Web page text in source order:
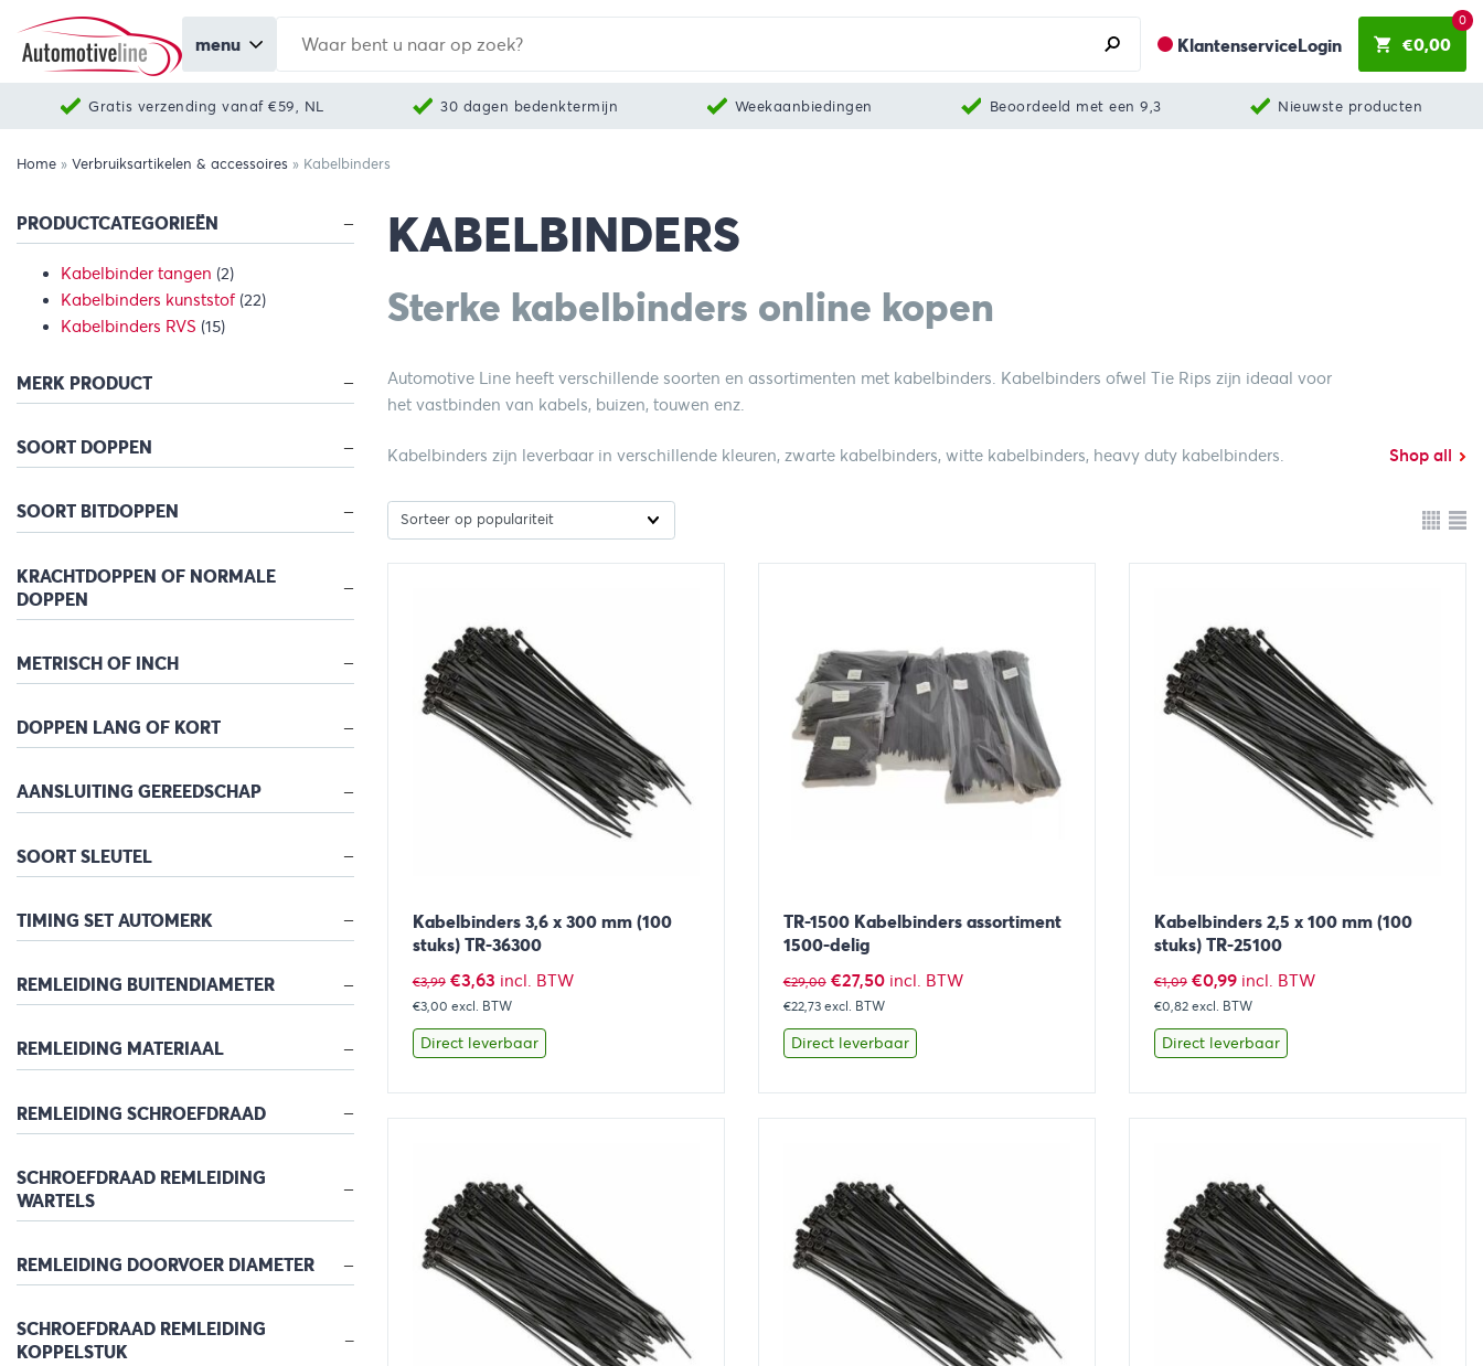
menu KlantenserviceLogin €0,00
0
Gratis verzending vanaf €59, NL 30 dagen bedenktermijn Weekaanbiedingen Beoordeeld met een 9,3 Nieuwste producten
Home » Verbruiksartikelen & accessoires » Kabelbinders
PRODUCTCATEGORIEËN
Kabelbinder tangen (2)
Kabelbinders kunststof (22)
Kabelbinders RVS (15)
MERK PRODUCT
SOORT DOPPEN
SOORT BITDOPPEN
KRACHTDOPPEN OF NORMALE
DOPPEN
METRISCH OF INCH
DOPPEN LANG OF KORT
AANSLUITING GEREEDSCHAP
SOORT SLEUTEL
TIMING SET AUTOMERK
REMLEIDING BUITENDIAMETER
REMLEIDING MATERIAAL
REMLEIDING SCHROEFDRAAD
SCHROEFDRAAD REMLEIDING
WARTELS
REMLEIDING DOORVOER DIAMETER
SCHROEFDRAAD REMLEIDING
KOPPELSTUK
KABELBINDERS
Sterke kabelbinders online kopen
Automotive Line heeft verschillende soorten en assortimenten met kabelbinders. Kabelbinders ofwel Tie Rips zijn ideaal voor
het vastbinden van kabels, buizen, touwen enz.
Kabelbinders zijn leverbaar in verschillende kleuren, zwarte kabelbinders, witte kabelbinders, heavy duty kabelbinders. Shop all
Kabelbinders 3,6 x 300 mm (100
stuks) TR-36300
€3,99 Oorspronkelijke
prijs
was:
€3,63Huidige
prijs
is:
incl. BTW
€3,00 excl. BTW
Direct leverbaar
Bekijk Toevoegen aan winkelwagen
TR-1500 Kabelbinders assortiment
1500-delig
€29,00 Oorspronkelijke
prijs
was:
€27,50Huidige
prijs
is:
incl. BTW
€22,73 excl. BTW
Direct leverbaar
Bekijk Toevoegen aan winkelwagen
Kabelbinders 2,5 x 100 mm (100
stuks) TR-25100
€1,09 Oorspronkelijke
prijs
was:
€0,99Huidige
prijs
is:
incl. BTW
€0,82 excl. BTW
Direct leverbaar
Bekijk Toevoegen aan